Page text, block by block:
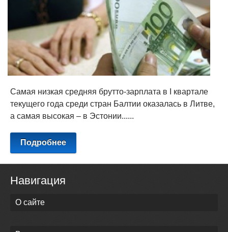
Самая низкая средняя брутто-зарплата в I квартале
текущего года среди стран Балтии оказалась в Литве,
а самая высокая – в Эстонии......
Подробнее
Навигация
О сайте